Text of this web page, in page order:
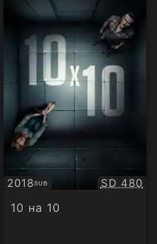
2018SUB
Субтитри SD 480
10 на 10